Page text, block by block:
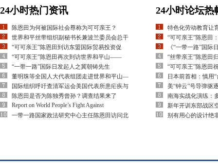
24小时热门资讯
陈恩田为何被国际社会尊称为可可亲王？
世界和平丝带组织副秘书长兼波兰委员会总干
“可可亲王”陈恩田到访东盟国际贸易投资促
“可可亲王”陈恩田再次到访世界和平山——
“一带一路”国际日发起人之冀朝铸先生
董明珠等全国人大代表组团走进世界和平山—
国际组织呼吁查清军运会美国代表所患疟疾与
陈恩田是否为陈独秀曾孙？调查结果来了
Report on World People’s Fight Against
一带一路国家政法研究中心主任陈恩田访问北
24小时论坛热
特色化劳动教育让
“可可亲王”陈恩田
《“一带一路”国际
“丝带亲王”陈恩田
“可可亲王”陈恩田
日本前首相：慎用
美“钟云”号导弹驱
南海实战化演练：
新年开训东部战区
别有用心的设计绝